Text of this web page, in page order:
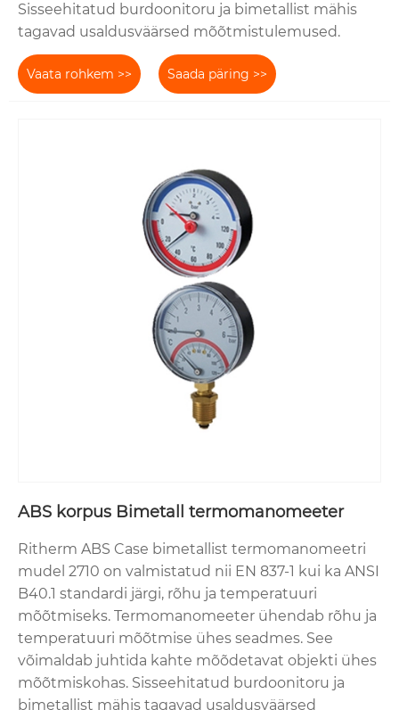
Sisseehitatud burdoonitoru ja bimetallist mähis
tagavad usaldusväärsed mõõtmistulemused.
Vaata rohkem >> Saada päring >>
ABS korpus Bimetall termomanomeeter
Ritherm ABS Case bimetallist termomanomeetri
mudel 2710 on valmistatud nii EN 837-1 kui ka ANSI
B40.1 standardi järgi, rõhu ja temperatuuri
mõõtmiseks. Termomanomeeter ühendab rõhu ja
temperatuuri mõõtmise ühes seadmes. See
võimaldab juhtida kahte mõõdetavat objekti ühes
mõõtmiskohas. Sisseehitatud burdoonitoru ja
bimetallist mähis tagavad usaldusväärsed